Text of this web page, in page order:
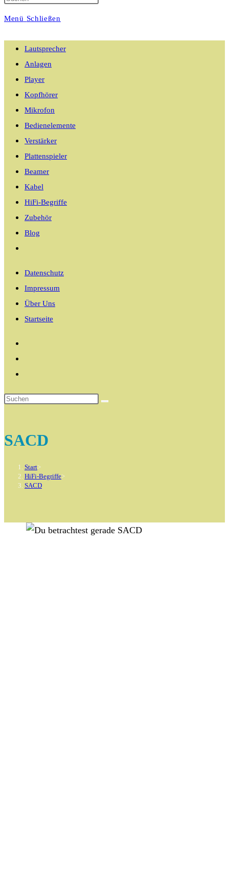
umschalten
Menü Schließen
Lautsprecher
Anlagen
Player
Kopfhörer
Mikrofon
Bedienelemente
Verstärker
Plattenspieler
Beamer
Kabel
HiFi-Begriffe
Zubehör
Blog
umschalten
Datenschutz
Impressum
Über Uns
Startseite
SACD
Start>
HiFi-Begriffe>
SACD